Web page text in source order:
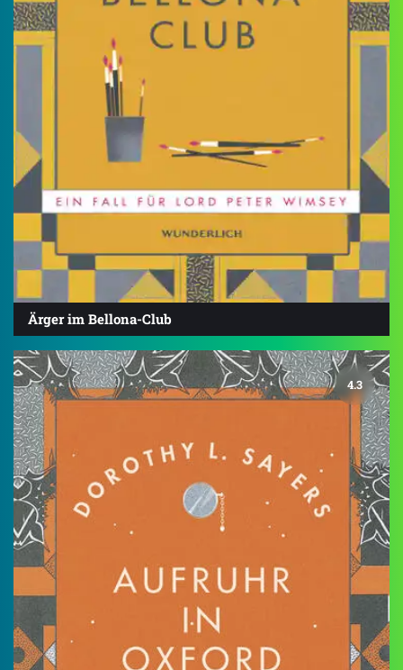
Ärger im Bellona-Club
4.3